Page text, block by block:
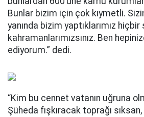
Bunlar bizim için çok kıymetli.
yanında bizim yaptıklarımız
kahramanlarımızsınız. Ben
ediyorum.” dedi.
“Kim bu cennet vatanın uğruna
Şüheda fışkıracak toprağı sıksan,